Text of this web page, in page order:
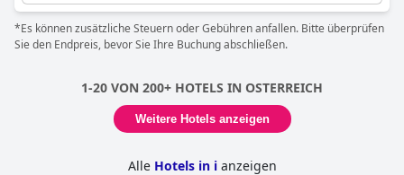
*Es können zusätzliche Steuern oder Gebühren anfallen. Bitte überprüfen
Sie den Endpreis, bevor Sie Ihre Buchung abschließen.
1-20 VON 200+ HOTELS IN OSTERREICH
Weitere Hotels anzeigen
Alle Hotels in ianzeigen